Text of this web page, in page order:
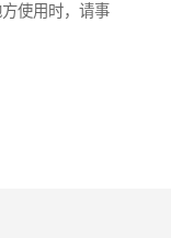
使用时，请事